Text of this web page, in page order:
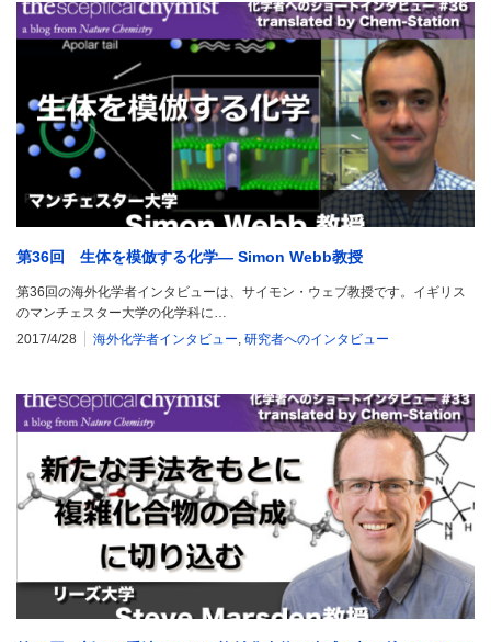
第36回 生体を模倣する化学― Simon Webb教授
第36回の海外化学者インタビューは、サイモン・ウェブ教授です。イギリス
のマンチェスター大学の化学科に…
2017/4/28
海外化学者インタビュー, 研究者へのインタビュー